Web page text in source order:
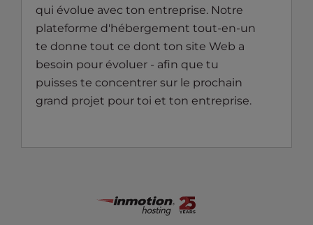
qui évolue avec ton entreprise. Notre
plateforme d'hébergement tout-en-un
te donne tout ce dont ton site Web a
besoin pour évoluer - afin que tu
puisses te concentrer sur le prochain
grand projet pour toi et ton entreprise.